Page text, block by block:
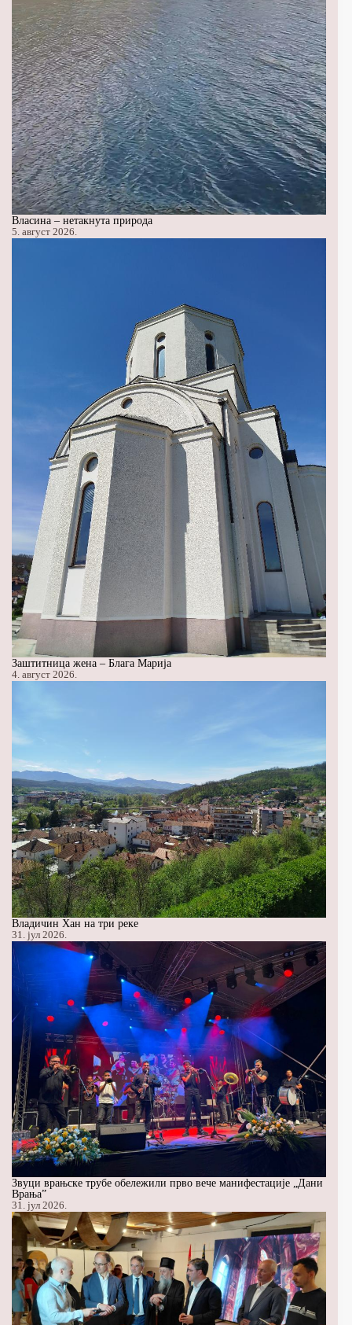
Власина – нетакнута природа
5. август 2026.
Заштитница жена – Блага Марија
4. август 2026.
Владичин Хан на три реке
31. јул 2026.
Звуци врањске трубе обележили прво вече манифестације „Дани
Врања”
31. јул 2026.